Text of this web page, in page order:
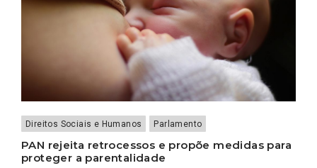
Direitos Sociais e Humanos Parlamento
PAN rejeita retrocessos e propõe medidas para
proteger a parentalidade